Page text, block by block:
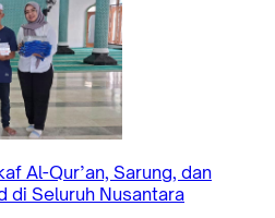
Al-Qur’an, Sarung, dan
di Seluruh Nusantara